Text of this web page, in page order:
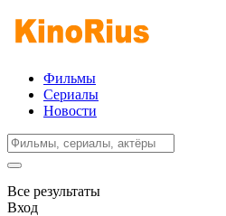
Фильмы
Сериалы
Новости
Все результаты
Вход